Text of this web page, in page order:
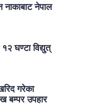
नाकाबाट नेपाल
घण्टा विद्युत्
गरेका
बम्पर उपहार